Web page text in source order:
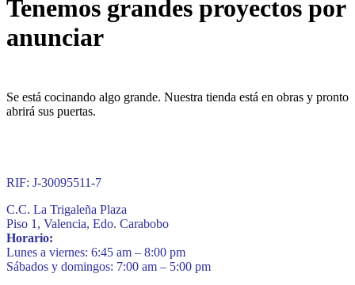
Tenemos grandes proyectos por
anunciar
Se está cocinando algo grande. Nuestra tienda está en obras y pronto
abrirá sus puertas.
RIF: J-30095511-7
C.C. La Trigaleña Plaza
Piso 1, Valencia, Edo. Carabobo
Horario:
Lunes a viernes: 6:45 am – 8:00 pm
Sábados y domingos: 7:00 am – 5:00 pm